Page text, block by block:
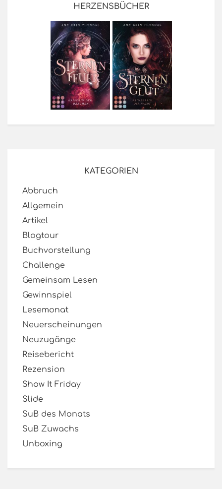
HERZENSBÜCHER
KATEGORIEN
Abbruch
Allgemein
Artikel
Blogtour
Buchvorstellung
Challenge
Gemeinsam Lesen
Gewinnspiel
Lesemonat
Neuerscheinungen
Neuzugänge
Reisebericht
Rezension
Show It Friday
Slide
SuB des Monats
SuB Zuwachs
Unboxing